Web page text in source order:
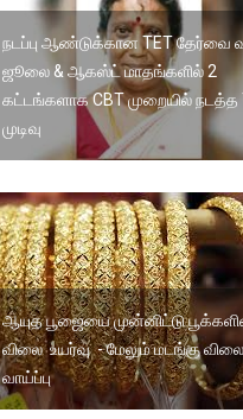
நடப்பு ஆண்டுக்கான TET தேர்வை
ஜூலை & ஆகஸ்ட் மாதங்களில் 2
கட்டங்களாக CBT முறையில் நடத்த
முடிவு
ஆயுத பூஜையை முன்னிட்டு
விலை உயர்வு - மேலும் மடங்கு
வாய்ப்பு